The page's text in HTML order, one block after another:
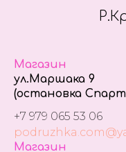
Магазин
ул.Маршака 9
(остановка
+7 979 065 53 06
Магазин